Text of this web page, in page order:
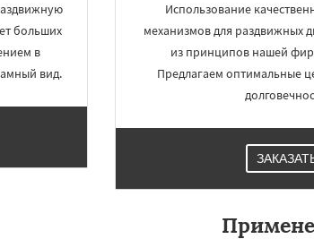
×
больших
в
вид.
Использование
механизмов для раздвижных
из принципов нашей
Предлагаем оптимальные
УЗНАТЬ